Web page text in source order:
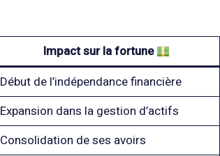
Impact sur la fortune
Début de l’indépendance financière
Expansion dans la gestion d’actifs
Consolidation de ses avoirs